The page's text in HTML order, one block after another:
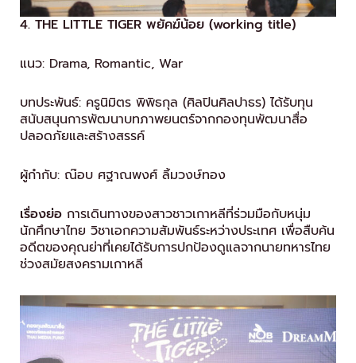
4. THE LITTLE TIGER พยัคฆ์น้อย (working title)
แนว: Drama, Romantic, War
บทประพันธ์: ครูนิมิตร พิพิธกุล (ศิลปินศิลปาธร) ได้รับทุน
สนับสนุนการพัฒนาบทภาพยนตร์จากกองทุนพัฒนาสื่อ
ปลอดภัยและสร้างสรรค์
ผู้กำกับ: ณ๊อบ ศฐาณพงศ์ ลิ้มวงษ์ทอง
เรื่องย่อ การเดินทางของสาวชาวเกาหลีที่ร่วมมือกับหนุ่ม
นักศึกษาไทย วิชาเอกความสัมพันธ์ระหว่างประเทศ เพื่อสืบค้น
อดีตของคุณย่าที่เคยได้รับการปกป้องดูแลจากนายทหารไทย
ช่วงสมัยสงครามเกาหลี